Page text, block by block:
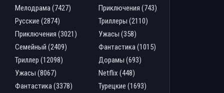
Мелодрама (7427)
Русские (2874)
Приключения (3021)
Семейный (2409)
Триллер (12098)
Ужасы (8067)
Фантастика (3378)
Приключения (743)
Триллеры (2110)
Ужасы (358)
Фантастика (1015)
Дорамы (693)
Netflix (448)
Турецкие (1693)